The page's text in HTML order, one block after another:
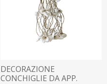
DECORAZIONE
CONCHIGLIE DA APP.